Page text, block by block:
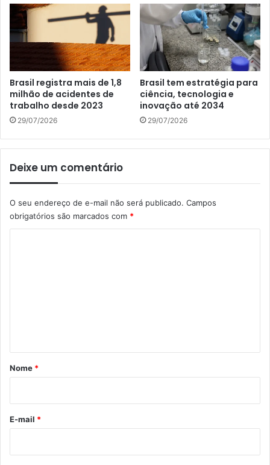
Brasil registra mais de 1,8
milhão de acidentes de
trabalho desde 2023
29/07/2026
Brasil tem estratégia para
ciência, tecnologia e
inovação até 2034
29/07/2026
Deixe um comentário
O seu endereço de e-mail não será publicado. Campos
obrigatórios são marcados com *
r
*
Nome *
E-mail *